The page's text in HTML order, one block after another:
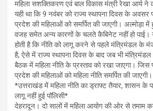
महिला सशक्तिकरण एवं बाल विकास मंत्री रेखा आर्य ने
यही था कि 9 नवंबर को राज्य स्थापना दिवस के अवसर
प्रदेश की महिलाओं को समर्पित की जाएगी। अल्मोड़ा
वजह समेत अन्य कारणों के चलते कैबिनेट नहीं हो पाई।
होती है कि नीति को लागू करने से पहले मंत्रिमंडल के
है, ऐसे में राज्य स्थापना दिवस के बाद जब भी
बैठक में महिला नीति के प्रस्ताव को रखा जाएगा।
प्रदेश की महिलाओं को महिला नीति समर्पित की जाएगी।
*उत्तराखंड में महिला नीति का ड्राफ्ट तैयार, शासन के
लागू नहीं हुई पॉलिसी*
देहरादून। दो सालों में महिला आयोग की ओर से तमाम